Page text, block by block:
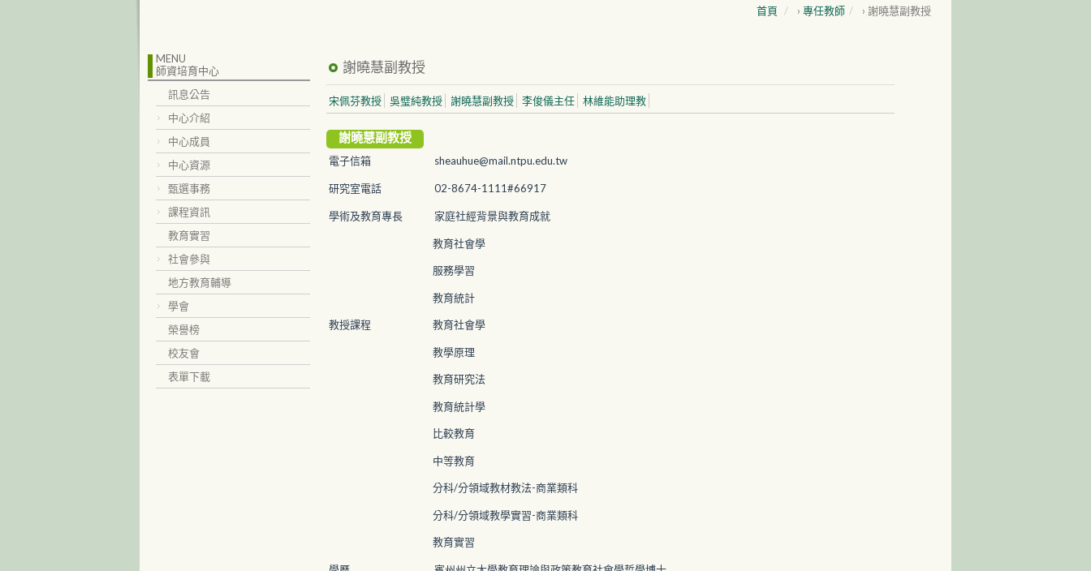
首頁 › 專任教師 › 謝曉慧副教授
MENU
師資培育中心
訊息公告
中心介紹
中心成員
中心資源
甄選事務
課程資訊
教育實習
社會參與
地方教育輔導
學會
榮譽榜
校友會
表單下載
謝曉慧副教授
宋佩芬教授 吳璧純教授 謝曉慧副教授 李俊儀主任 林維能助理教
謝曉慧副教授
電子信箱 sheauhue@mail.ntpu.edu.tw
研究室電話 02-8674-1111#66917
學術及教育專長 家庭社經背景與教育成就
教育社會學
服務學習
教育統計
教授課程 教育社會學
教學原理
教育研究法
教育統計學
比較教育
中等教育
分科/分領域教材教法-商業類科
分科/分領域教學實習-商業類科
教育實習